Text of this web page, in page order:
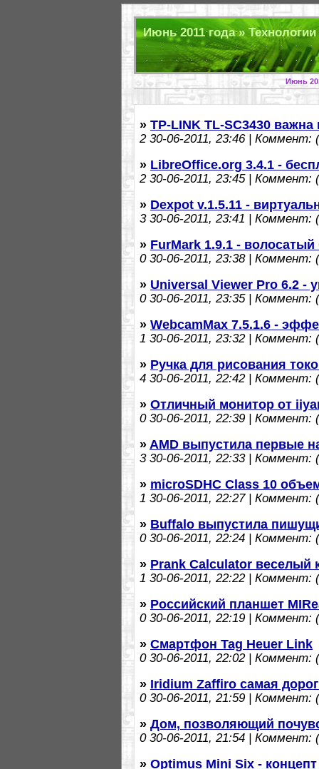
Июнь 2011 года » Технологии
Июнь
» TP-LINK TL-SC3430 важна
230-06-2011, 23:46 | Коммент:
» LibreOffice.org 3.4.1 -
230-06-2011, 23:45 | Коммент:
» Dexpot v.1.5.11 -
330-06-2011, 23:41 | Коммент:
» FurMark 1.9.1 - волосатый
030-06-2011, 23:38 | Коммент:
» Universal Viewer Pro 6.2 -
030-06-2011, 23:35 | Коммент:
» WebcamMax 7.5.1.6 -
1 30-06-2011, 23:32 | Коммент:
» Ручка для рисования
4 30-06-2011, 22:42 | Коммент:
» Отличный монитор от
030-06-2011, 22:39 | Коммент:
» AMD выпустила первые
330-06-2011, 22:33 | Коммент:
» microSDHC Class 10
1 30-06-2011, 22:27 | Коммент:
» Buffalo выпустила
030-06-2011, 22:24 | Коммент:
» Prank Calculator веселый
1 30-06-2011, 22:22 | Коммент:
» Российский планшет
030-06-2011, 22:19 | Коммент:
» Смартфон Tag Heuer Link
030-06-2011, 22:02 | Коммент:
» Iridium Zaffiro самая
030-06-2011, 21:59 | Коммент:
» Дом, позволяющий
030-06-2011, 21:54 | Коммент:
» Optimus Mini Six -